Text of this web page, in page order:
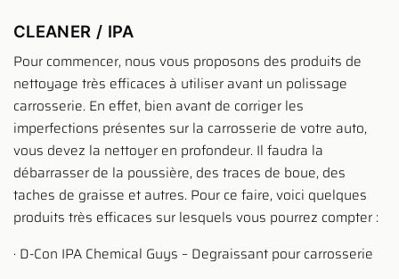
CLEANER / IPA
Pour commencer, nous vous proposons des produits de
nettoyage très efficaces à utiliser avant un polissage
carrosserie. En effet, bien avant de corriger les
imperfections présentes sur la carrosserie de votre auto,
vous devez la nettoyer en profondeur. Il faudra la
débarrasser de la poussière, des traces de boue, des
taches de graisse et autres. Pour ce faire, voici quelques
produits très efficaces sur lesquels vous pourrez compter :
· D-Con IPA Chemical Guys – Degraissant pour carrosserie